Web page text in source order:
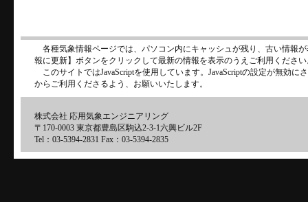
各種気象情報ページでは、パソコン内にキャッシュが残り、古い情報
報に更新】ボタンをクリックして最新の情報を表示のうえご利用くださ
このサイトではJavaScriptを使用しています。JavaScriptの設定が無効
からご利用くださるよう、お願いいたします。
株式会社 応用気象エンジニアリング
〒170-0003 東京都豊島区駒込2-3-1六興ビル2F
Tel：03-5394-2831 Fax：03-5394-2835